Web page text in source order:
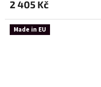
2 405 Kč
Made in EU